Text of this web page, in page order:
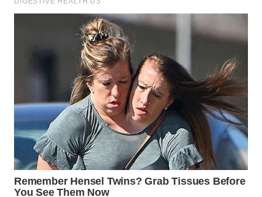
WN
WN
BINJAI
WN
CIREBON